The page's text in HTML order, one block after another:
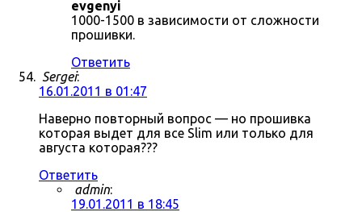
evgenyi
1000-1500 в зависимости от сложности
прошивки.
Ответить
Sergei:
16.01.2011 в 01:47
Наверно повторный вопрос — но прошивка
которая выдет для все Slim или только для
августа которая???
Ответить
admin:
19.01.2011 в 18:45